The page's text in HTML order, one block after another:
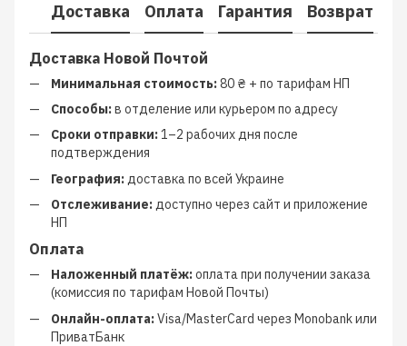
Доставка Оплата Гарантия Возврат
Доставка Новой Почтой
Минимальная стоимость:80 ₴ + по тарифам НП
Способы:в отделение или курьером по адресу
Сроки отправки:1–2 рабочих дня после
подтверждения
География:доставка по всей Украине
Отслеживание:доступно через сайт и приложение
НП
Оплата
Наложенный платёж:оплата при получении заказа
(комиссия по тарифам Новой Почты)
Онлайн-оплата:Visa/MasterCard через Monobank или
ПриватБанк